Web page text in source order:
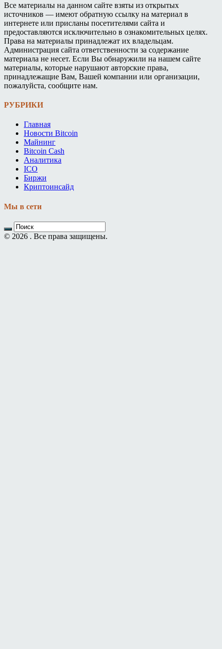
Все материалы на данном сайте взяты из открытых
источников — имеют обратную ссылку на материал в
интернете или присланы посетителями сайта и
предоставляются исключительно в ознакомительных целях.
Права на материалы принадлежат их владельцам.
Администрация сайта ответственности за содержание
материала не несет. Если Вы обнаружили на нашем сайте
материалы, которые нарушают авторские права,
принадлежащие Вам, Вашей компании или организации,
пожалуйста, сообщите нам.
РУБРИКИ
Главная
Новости Bitcoin
Майнинг
Bitcoin Cash
Аналитика
ICO
Биржи
Криптоинсайд
Мы в сети
© 2026 . Все права защищены.